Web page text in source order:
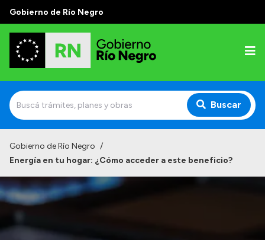
Gobierno de Río Negro
Buscar
Prensa
Autoridades y Organismos
Discursos en la Legislatura
Gobierno de Río Negro /
Energía en tu hogar: ¿Cómo acceder a este beneficio?